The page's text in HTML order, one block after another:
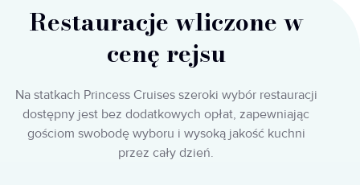
Restauracje wliczone w
cenę rejsu
Na statkach Princess Cruises szeroki wybór restauracji
dostępny jest bez dodatkowych opłat, zapewniając
gościom swobodę wyboru i wysoką jakość kuchni
przez cały dzień.